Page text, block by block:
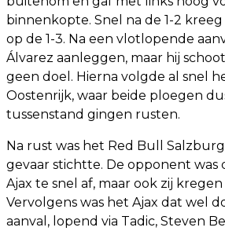
binnenkopte. Snel na de 1-2
op de 1-3. Na een vlotlopende
Álvarez aanleggen, maar hij
geen doel. Hierna volgde al snel
Oostenrijk, waar beide ploegen
tussenstand gingen rusten.
Na rust was het Red Bull
gevaar stichtte. De opponent was
Ajax te snel af, maar ook zij
Vervolgens was het Ajax dat wel
aanval, lopend via Tadic, Steven